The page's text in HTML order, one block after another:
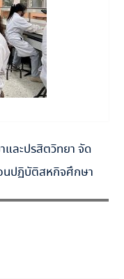
และปรสิตวิทยา จัด
นปฏิบัติสหกิจศึกษา